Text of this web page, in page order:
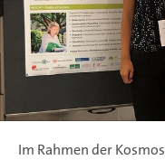
Im Rahmen der